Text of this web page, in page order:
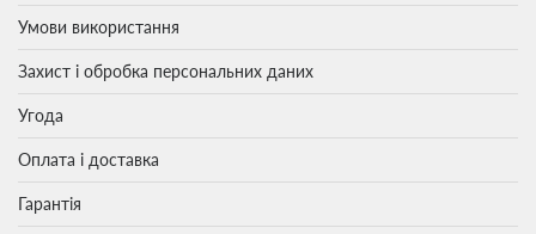
Умови використання
Захист і обробка персональних даних
Угода
Оплата і доставка
Гарантія